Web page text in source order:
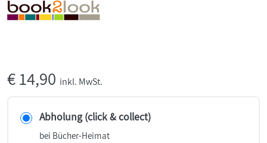
€14,90 inkl. MwSt.
Abholung (click & collect)
bei Bücher-Heimat